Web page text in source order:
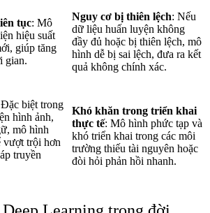
tục: Mô
hiệu suất
giúp tăng
gian.
Nguy cơ bị thiên lệch: Nếu
dữ liệu huấn luyện không
đầy đủ hoặc bị thiên lệch, mô
hình dễ bị sai lệch, đưa ra kết
quả không chính xác.
Đặc biệt trong
hình ảnh,
mô hình
vượt trội hơn
truyền
Khó khăn trong triển khai
thực tế: Mô hình phức tạp và
khó triển khai trong các môi
trường thiếu tài nguyên hoặc
đòi hỏi phản hồi nhanh.